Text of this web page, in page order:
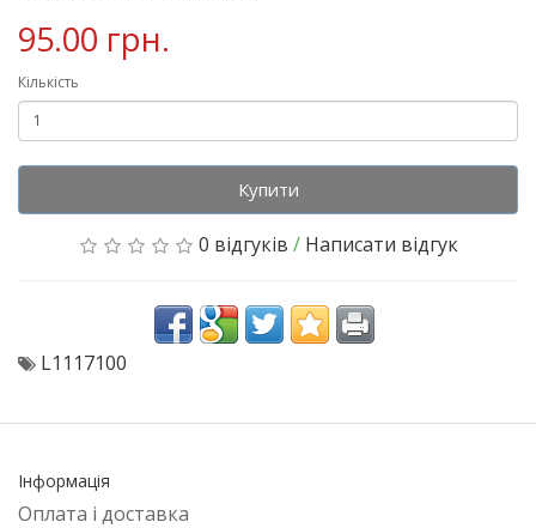
95.00 грн.
Кількість
Купити
0 відгуків / Написати відгук
L1117100
Інформація
Оплата і доставка